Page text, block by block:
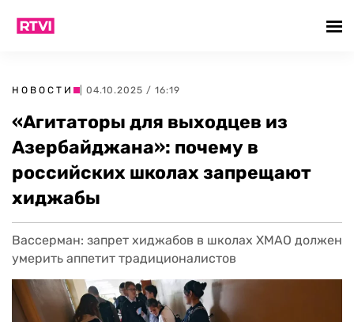
НОВОСТИ | 04.10.2025 / 16:19
«Агитаторы для выходцев из
Азербайджана»: почему в
российских школах запрещают
хиджабы
Вассерман: запрет хиджабов в школах ХМАО должен
умерить аппетит традиционалистов